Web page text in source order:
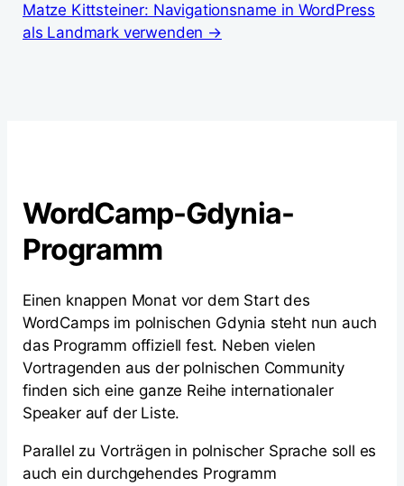
Matze Kittsteiner: Navigationsname in WordPress
als Landmark verwenden →
WordCamp-Gdynia-
Programm
Einen knappen Monat vor dem Start des
WordCamps im polnischen Gdynia steht nun auch
das Programm offiziell fest. Neben vielen
Vortragenden aus der polnischen Community
finden sich eine ganze Reihe internationaler
Speaker auf der Liste.
Parallel zu Vorträgen in polnischer Sprache soll es
auch ein durchgehendes Programm